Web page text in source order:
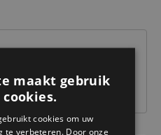
maakt gebruik
cookies om uw
te verbeteren. Door onze